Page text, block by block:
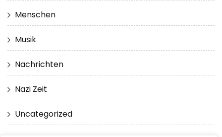
Menschen
Musik
Nachrichten
Nazi Zeit
Uncategorized